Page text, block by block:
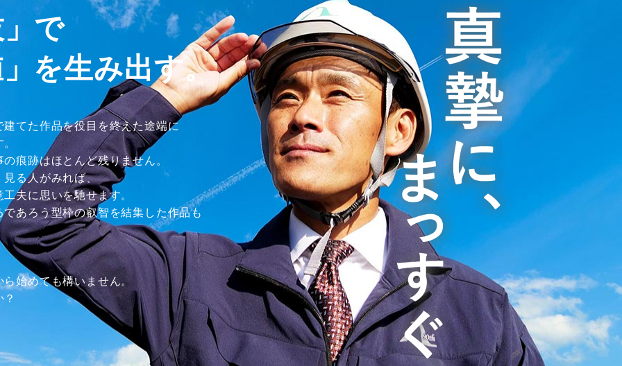
で
を生み出す。
てた作品を役目を終えた途端に
痕跡はほとんど残りません。
見る人がみれば、
夫に思いを馳せます。
あろう型枠の叡智を結集した作品も
始めても構いません。